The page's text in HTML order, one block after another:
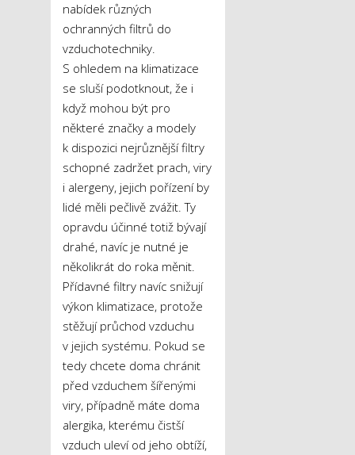
nabídek různých
ochranných filtrů do
vzduchotechniky.
S ohledem na klimatizace
se sluší podotknout, že i
když mohou být pro
některé značky a modely
k dispozici nejrůznější filtry
schopné zadržet prach, viry
i alergeny, jejich pořízení by
lidé měli pečlivě zvážit. Ty
opravdu účinné totiž bývají
drahé, navíc je nutné je
několikrát do roka měnit.
Přídavné filtry navíc snižují
výkon klimatizace, protože
stěžují průchod vzduchu
v jejich systému. Pokud se
tedy chcete doma chránit
před vzduchem šířenými
viry, případně máte doma
alergika, kterému čistší
vzduch uleví od jeho obtíží,